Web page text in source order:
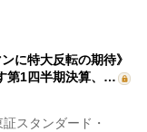
に特大反転の期待》
第1四半期決算、…
スタンダード・